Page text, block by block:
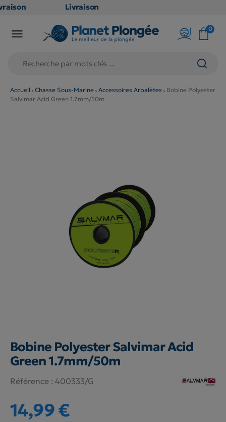
Livraison
en point
79€
(hors
produits
 0
Accueil Chasse Sous-Marine Accessoires Arbalètes
Bobine Polyester
Salvimar Acid Green 1.7mm/50m
Bobine Polyester Salvimar Acid
Green 1.7mm/50m
Référence : 400333/G
14,99 €